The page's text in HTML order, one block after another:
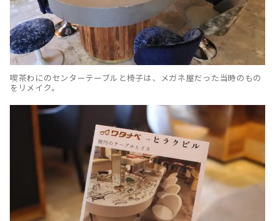
喫茶わにのセンターテーブルと椅子は、メガネ屋だった当時のもの
をリメイク。